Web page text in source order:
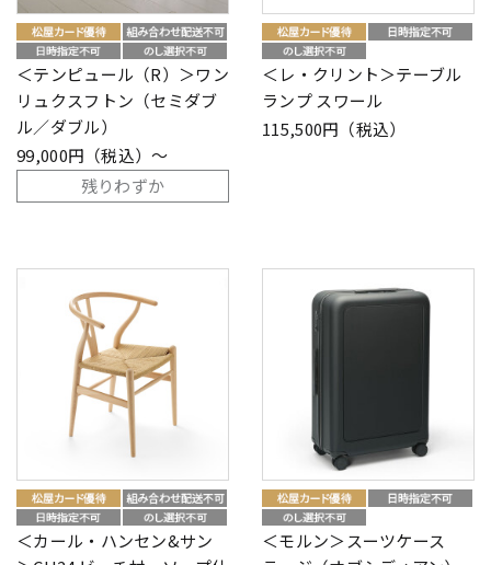
＜テンピュール（R）＞ワン
リュクスフトン（セミダブ
ル／ダブル）
99,000円（税込）～
残りわずか
＜レ・クリント＞テーブル
ランプ スワール
115,500円（税込）
＜カール・ハンセン&サン
＜モルン＞スーツケース